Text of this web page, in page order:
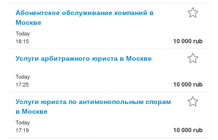
Абонентское обслуживание компаний в
Москве
Today
18:15
10 000 rub
Услуги арбитражного юриста в Москве
Today
17:25
10 000 rub
Услуги юриста по антимонопольным спорам
в Москве
Today
17:19
10 000 rub